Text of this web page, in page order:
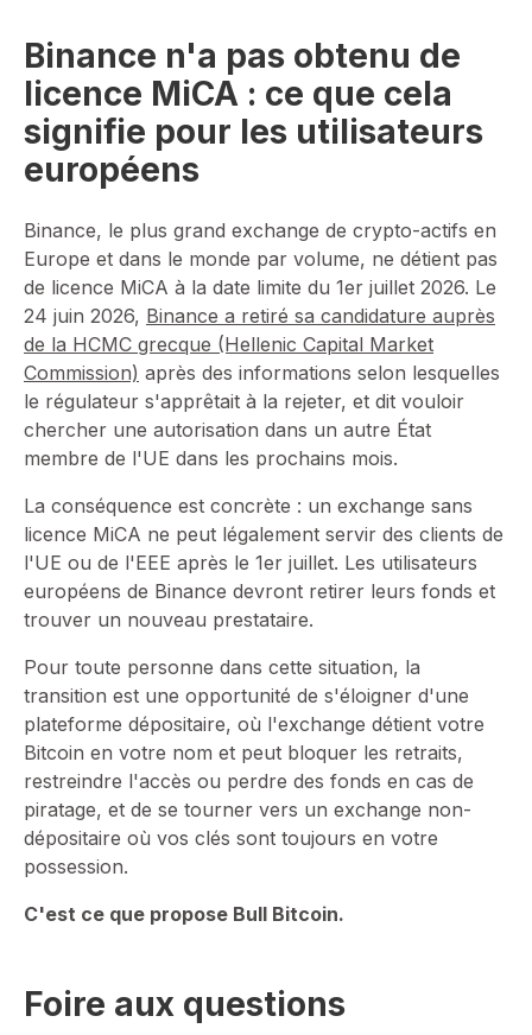
Binance n'a pas obtenu de
licence MiCA : ce que cela
signifie pour les utilisateurs
européens
Binance, le plus grand exchange de crypto-actifs en
Europe et dans le monde par volume, ne détient pas
de licence MiCA à la date limite du 1er juillet 2026. Le
24 juin 2026, Binance a retiré sa candidature auprès
de la HCMC grecque (Hellenic Capital Market
Commission) après des informations selon lesquelles
le régulateur s'apprêtait à la rejeter, et dit vouloir
chercher une autorisation dans un autre État
membre de l'UE dans les prochains mois.
La conséquence est concrète : un exchange sans
licence MiCA ne peut légalement servir des clients de
l'UE ou de l'EEE après le 1er juillet. Les utilisateurs
européens de Binance devront retirer leurs fonds et
trouver un nouveau prestataire.
Pour toute personne dans cette situation, la
transition est une opportunité de s'éloigner d'une
plateforme dépositaire, où l'exchange détient votre
Bitcoin en votre nom et peut bloquer les retraits,
restreindre l'accès ou perdre des fonds en cas de
piratage, et de se tourner vers un exchange non-
dépositaire où vos clés sont toujours en votre
possession.
C'est ce que propose Bull Bitcoin.
Foire aux questions